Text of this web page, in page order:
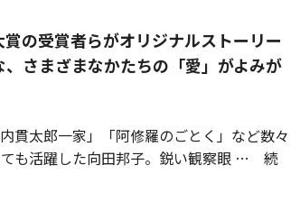
の受賞者らがオリジナルストーリー
さまざまなかたちの「愛」がよみが
貫太郎一家」「阿修羅のごとく」など数々
も活躍した向田邦子。鋭い観察眼
続